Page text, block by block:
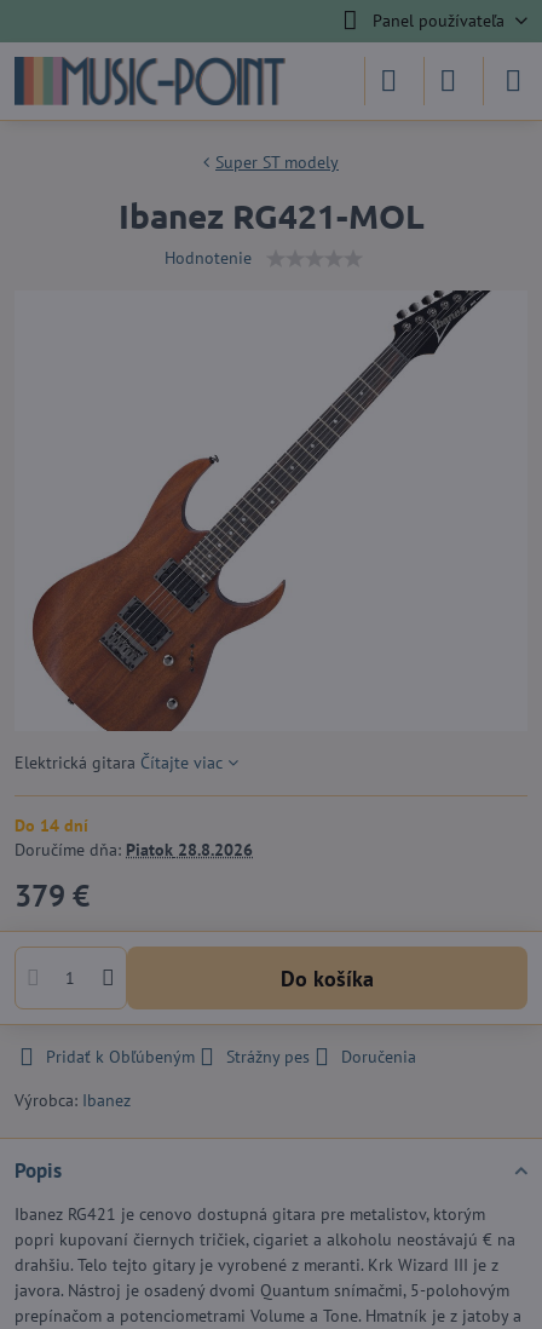
Panel používateľa
Super ST modely
Ibanez RG421-MOL
Hodnotenie
Elektrická gitara Čítajte viac
Do 14 dní
Doručíme dňa: Piatok 28.8.2026
379 €
Do košíka
Pridať k Obľúbeným Strážny pes
Doručenia
Výrobca: Ibanez
Popis
Ibanez RG421 je cenovo dostupná gitara pre metalistov, ktorým
popri kupovaní čiernych tričiek, cigariet a alkoholu neostávajú € na
drahšiu. Telo tejto gitary je vyrobené z meranti. Krk Wizard III je z
javora. Nástroj je osadený dvomi Quantum snímačmi, 5-polohovým
prepínačom a potenciometrami Volume a Tone. Hmatník je z jatoby a